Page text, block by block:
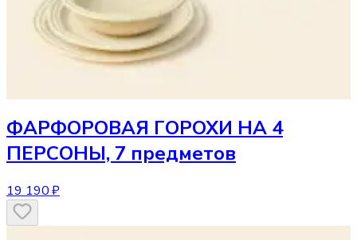
ФАРФОРОВАЯ ГОРОХИ НА 4
ПЕРСОНЫ, 7 предметов
19 190 ₽